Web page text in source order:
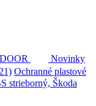
Novinky
Ochranné plastové
strieborný, Škoda